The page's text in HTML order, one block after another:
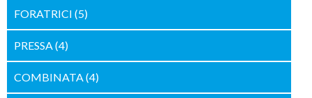
FORATRICI (5)
PRESSA (4)
COMBINATA (4)